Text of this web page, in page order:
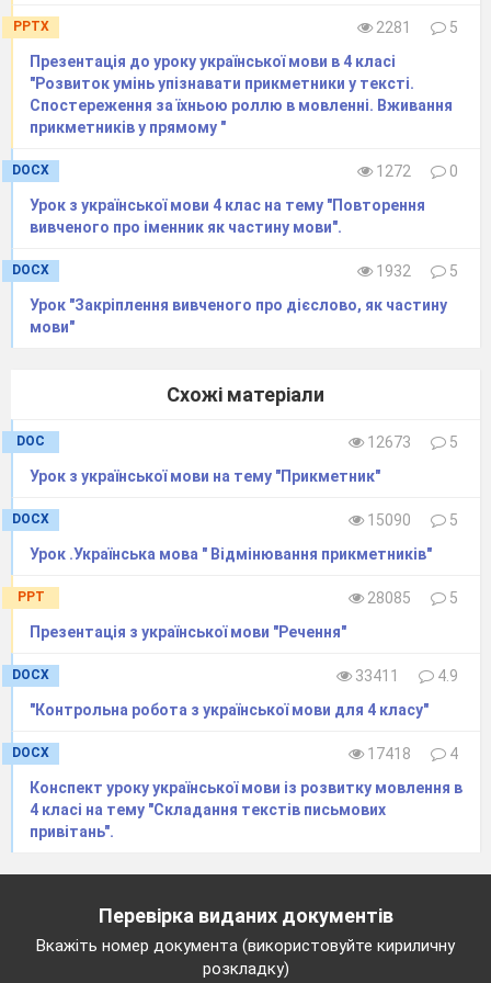
шепотіти комусь на вушко.
Казка про калину
Була собі дівчина-красуня і забрали її в
полон турки. Тужила вона за своєю домівкою і
виплакувала за нею очі. Замучила її страждання
за рідним краєм і померла вона. А на тому
місці, де капали її сльози, виросла пишна
калина. Коли калина розквітала, то білим
цвітом чарувала всіх. Милувалися чудо-
калиною люди і згадували ту красиву дівчину. І
прилітали до неї зимою снігурі, клювали
синиці, жалібно співали. Від пташок віяло
теплом рідного краю. Калині було радісно, що
про неї пам'ятають, ще білішими ставали її
квіти.
учнів.
2.1.Відгадування загадки.
Полоскала довгі коси
-Які слова допомогли вам відгадати цю
-Назвіть у загадці прикметники і іменники,
від яких вони залежать. Визначте число цих
прикметників.
Дрібні сльози- мн.
Довгі коси- мн.
У чистій водиці- одн.
PPTX 2281
5
Презентація до уроку української мови в 4 класі
"Розвиток умінь упізнавати прикметники у тексті.
Спостереження за їхньою роллю в мовленні. Вживання
прикметників у прямому "
DOCX 1272
0
Урок з української мови 4 клас на тему "Повторення
вивченого про іменник як частину мови".
DOCX 1932
5
Урок "Закріплення вивченого про дієслово, як частину
мови"
Схожі матеріали
DOC 12673
5
Урок з української мови на тему "Прикметник"
DOCX 15090
5
Урок .Українська мова " Відмінювання прикметників"
PPT 28085
5
Презентація з української мови "Речення"
DOCX 33411
4.9
"Контрольна робота з української мови для 4 класу"
DOCX 17418
4
Конспект уроку української мови із розвитку мовлення в
4 класі на тему "Складання текстів письмових
привітань".
Перевірка виданих документів
Вкажіть номер документа (використовуйте кириличну
розкладку)